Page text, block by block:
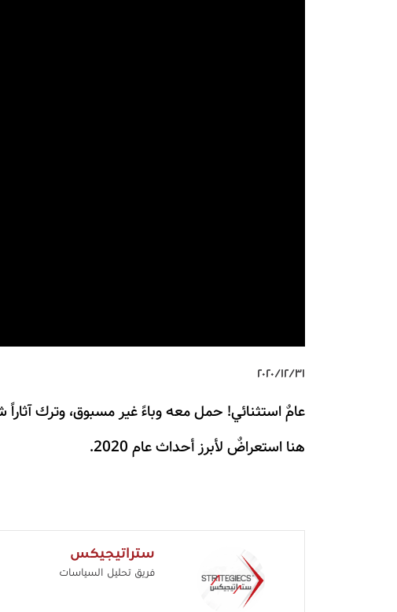
٣١‏/١٢‏/٢٠٢٠
عامٌ استثنائي! حمل معه وباءً غير مسبوق، وترك
هنا استعراضٌ لأبرز أحداث عام 2020.
ستراتيجيكس
فريق تحليل السياسات